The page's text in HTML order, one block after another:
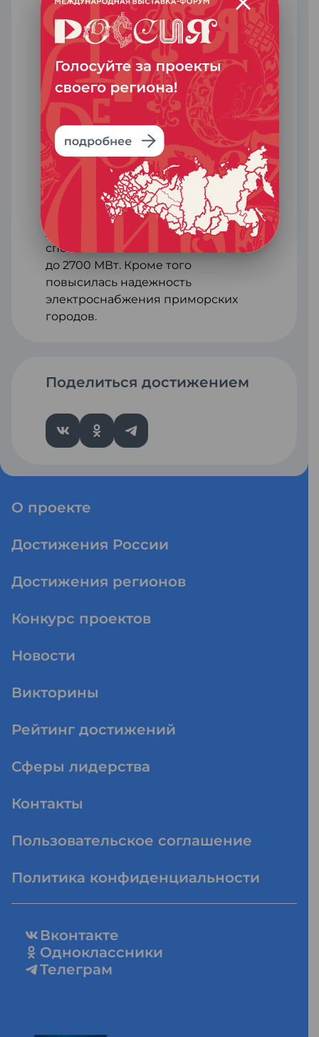
Поделиться достижением
электроподстанции
Дальневосточная, Владивосток,
Лозовая и Чугуевка. Общая
протяженность объекта – более
тысячи километров.
С 2011 года благодаря кольцу
потребление электроэнергии и
мощности на территории
Приморского края превышает
максимум, которого удавалось
достичь в советский период. Ввод
кольцевой энергосистемы
позволил значительно
увеличилась пропускная
способность сети
до 2700 МВт. Кроме того
повысилась надежность
электроснабжения приморских
городов.
О проекте
Достижения России
Достижения регионов
Конкурс проектов
Новости
Викторины
Рейтинг достижений
Сферы лидерства
Контакты
Пользовательское соглашение
Политика конфиденциальности
Вконтакте
Одноклассники
Телеграм